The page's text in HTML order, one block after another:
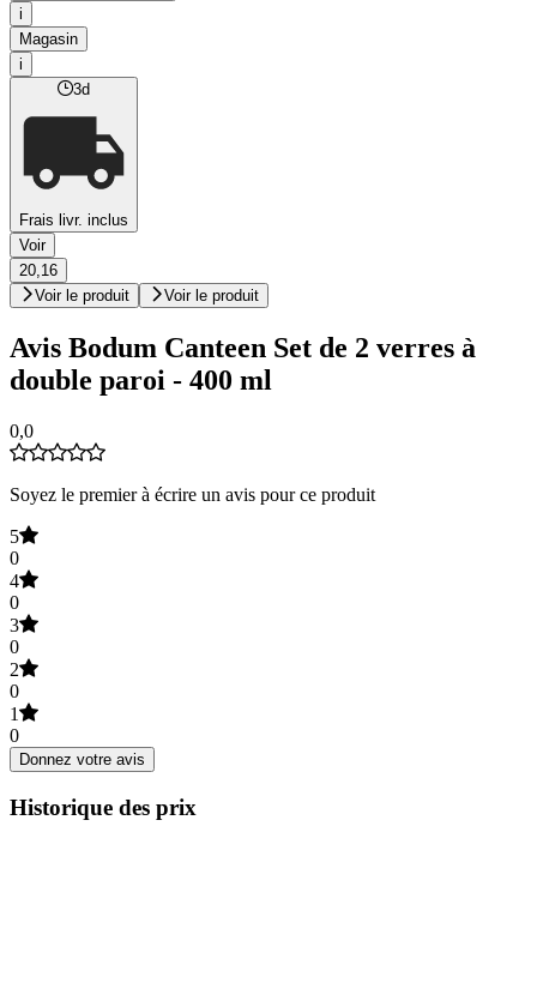
i
Magasin
i
3d
Frais livr. inclus
Voir
20,16
Voir le produit
Voir le produit
Avis Bodum Canteen Set de 2 verres à
double paroi - 400 ml
0,0
Soyez le premier à écrire un avis pour ce produit
5
0
4
0
3
0
2
0
1
0
Donnez votre avis
Historique des prix